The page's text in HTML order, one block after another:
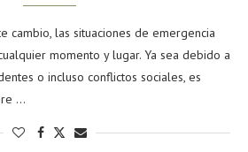
cambio, las situaciones de emergencia
momento y lugar. Ya sea debido a
o incluso conflictos sociales, es
…